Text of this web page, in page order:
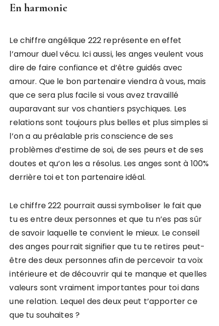
En harmonie
Le chiffre angélique 222 représente en effet
l’amour duel vécu. Ici aussi, les anges veulent vous
dire de faire confiance et d’être guidés avec
amour. Que le bon partenaire viendra à vous, mais
que ce sera plus facile si vous avez travaillé
auparavant sur vos chantiers psychiques. Les
relations sont toujours plus belles et plus simples si
l’on a au préalable pris conscience de ses
problèmes d’estime de soi, de ses peurs et de ses
doutes et qu’on les a résolus. Les anges sont à 100%
derrière toi et ton partenaire idéal.
Le chiffre 222 pourrait aussi symboliser le fait que
tu es entre deux personnes et que tu n’es pas sûr
de savoir laquelle te convient le mieux. Le conseil
des anges pourrait signifier que tu te retires peut-
être des deux personnes afin de percevoir ta voix
intérieure et de découvrir qui te manque et quelles
valeurs sont vraiment importantes pour toi dans
une relation. Lequel des deux peut t’apporter ce
que tu souhaites ?